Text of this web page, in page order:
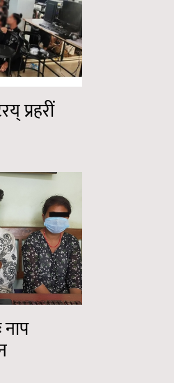
प्रहरीं
नाप